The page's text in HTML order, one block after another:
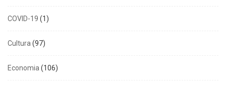
COVID-19 (1)
Cultura(97)
Economia(106)